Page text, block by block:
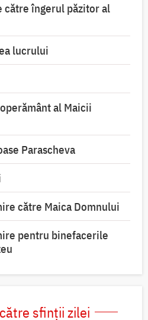
către îngerul păzitor al
lucrului
al Maicii
Parascheva
către Maica Domnului
pentru binefacerile
sfinții zilei